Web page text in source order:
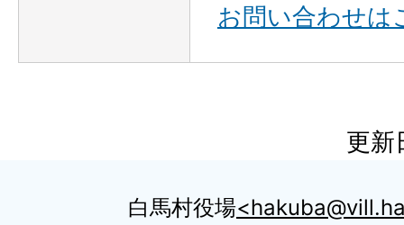
お問い合わせは
更新
白馬村役場